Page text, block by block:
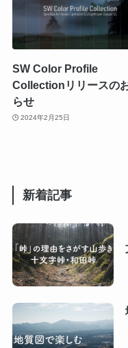
SW Color Profile
Collectionリリースの
らせ
2024年2月25日
新着記事